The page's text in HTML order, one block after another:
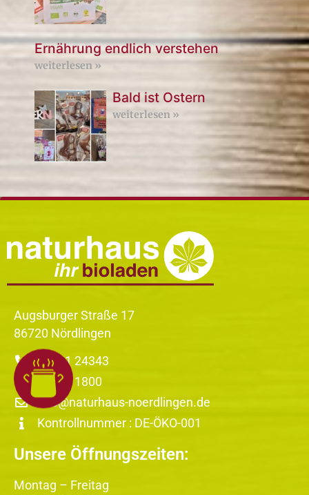
Ernährung endlich verstehen
weiterlesen »
Bald ist Ostern
weiterlesen »
Augsburger Straße 17
86720 Nördlingen
09081 24343
09081 1800
info@naturhaus-noerdlingen.de
Kontrollnummer : DE-ÖKO-001
Unsere Öffnungszeiten:
Montag – Freitag